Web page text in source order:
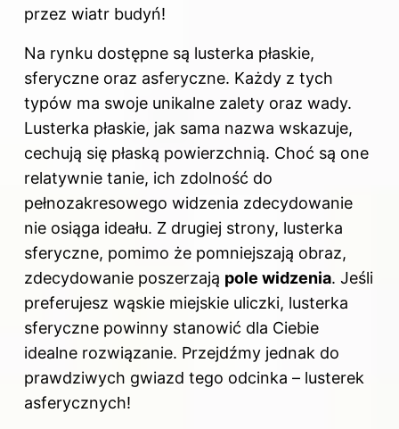
przez wiatr budyń!
Na rynku dostępne są lusterka płaskie,
sferyczne oraz asferyczne. Każdy z tych
typów ma swoje unikalne zalety oraz wady.
Lusterka płaskie, jak sama nazwa wskazuje,
cechują się płaską powierzchnią. Choć są one
relatywnie tanie, ich zdolność do
pełnozakresowego widzenia zdecydowanie
nie osiąga ideału. Z drugiej strony, lusterka
sferyczne, pomimo że pomniejszają obraz,
zdecydowanie poszerzają pole widzenia. Jeśli
preferujesz wąskie miejskie uliczki, lusterka
sferyczne powinny stanowić dla Ciebie
idealne rozwiązanie. Przejdźmy jednak do
prawdziwych gwiazd tego odcinka – lusterek
asferycznych!